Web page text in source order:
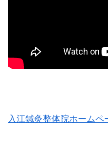
入江鍼灸整体院ホームペ